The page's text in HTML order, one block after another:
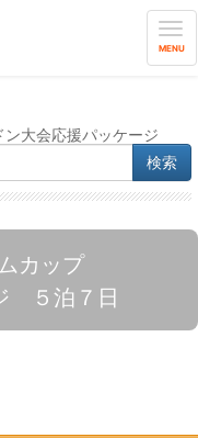
MENU
大会応援パッケージ
カップ
５泊７日